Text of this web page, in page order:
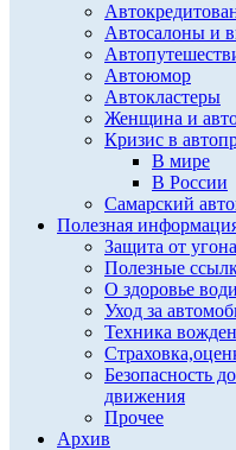
Автосалоны и
Автоюмор
Автокластеры
Женщина и
Кризис в
В мире
В России
Самарский
Полезная
Защита от угона
Полезные
О здоровье
Уход за
Техника
Безопасность
движения
Прочее
Архив